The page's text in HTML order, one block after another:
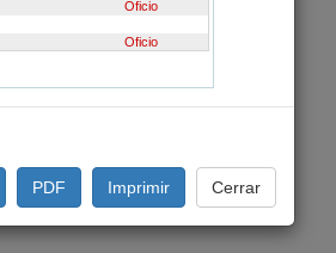
Oficio
Oficio
PDF Imprimir Cerrar